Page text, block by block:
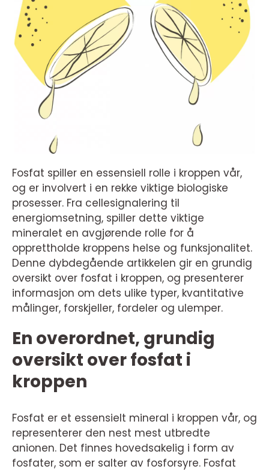
Fosfat spiller en essensiell rolle i kroppen vår,
og er involvert i en rekke viktige biologiske
prosesser. Fra cellesignalering til
energiomsetning, spiller dette viktige
mineralet en avgjørende rolle for å
opprettholde kroppens helse og funksjonalitet.
Denne dybdegående artikkelen gir en grundig
oversikt over fosfat i kroppen, og presenterer
informasjon om dets ulike typer, kvantitative
målinger, forskjeller, fordeler og ulemper.
En overordnet, grundig
oversikt over fosfat i
kroppen
Fosfat er et essensielt mineral i kroppen vår, og
representerer den nest mest utbredte
anionen. Det finnes hovedsakelig i form av
fosfater, som er salter av fosforsyre. Fosfat